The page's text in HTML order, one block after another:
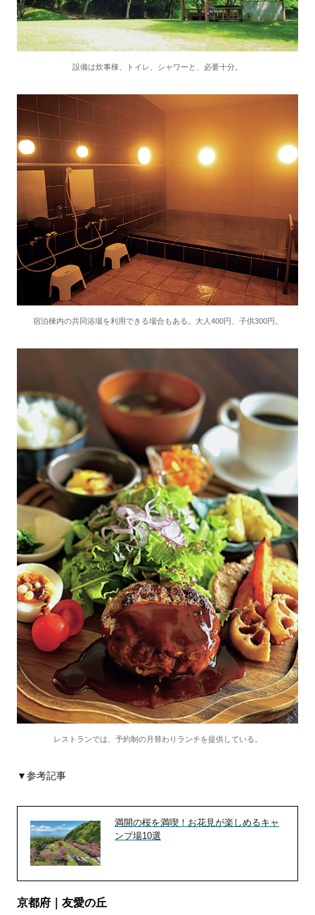
設備は炊事棟、トイレ、シャワーと、必要十分。
宿泊棟内の共同浴場を利用できる場合もある。大人400円、子供300円。
レストランでは、予約制の月替わりランチを提供している。
▼参考記事
満開の桜を満喫！お花見が楽しめるキャ
ンプ場10選
京都府｜友愛の丘